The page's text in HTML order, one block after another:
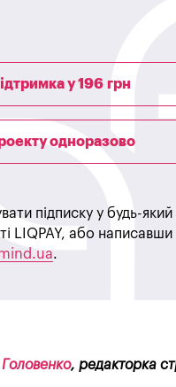
у 196 грн
одноразово
підписку у будь-
LIQPAY, або
.
Головенко, редакторка